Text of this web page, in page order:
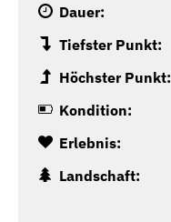
Dauer:
Tiefster Punkt:
Höchster Punkt:
Kondition:
Erlebnis:
Landschaft: